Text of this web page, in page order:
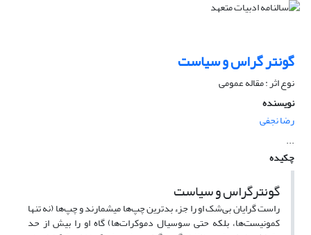
گونتر گراس و سیاست
نوع اثر : مقاله عمومی
نویسنده
رضا نجفی
...
چکیده
گونترگراس و سیاست
راست گرایان بی‌شک او را جزء بدترین چپ‌ها میشمارند و چپ‌ها (نه تنها
کمونیست‌ها، بلکه حتی سوسیال دموکرات‌ها) گاه او را بیش از حد